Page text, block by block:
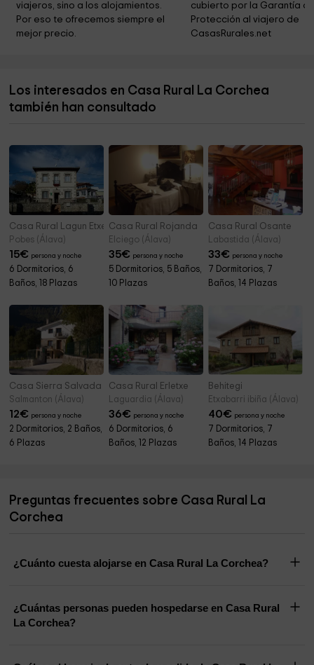
Parroquia Nuestra Señora de la Asunción
Cementerio 4,9 km
Iglesia Ntra. Sra. De la Asunción 5,0 km
viajeros, sino a los alojamientos.
Por eso te ofrecemos siempre el
mejor precio.
cubierto por la Garantía
Protección al viajero de
CasasRurales.net
Los interesados en Casa Rural La Corchea
también han consultado
Casa Rural Lagun Etxea
Pobes (Álava)
15€ persona y noche
6 Dormitorios, 6
Baños, 18 Plazas
Casa Rural Rojanda
Elciego (Álava)
35€ persona y noche
5 Dormitorios, 5 Baños,
10 Plazas
Casa Rural Osante
Labastida (Álava)
33€ persona y noche
7 Dormitorios, 7
Baños, 14 Plazas
Casa Sierra Salvada
Salmanton (Álava)
12€ persona y noche
2 Dormitorios, 2 Baños,
6 Plazas
Casa Rural Erletxe
Laguardia (Álava)
36€ persona y noche
6 Dormitorios, 6
Baños, 12 Plazas
Behitegi
Etxabarri ibiña (Álava)
40€ persona y noche
7 Dormitorios, 7
Baños, 14 Plazas
Preguntas frecuentes sobre Casa Rural La
Corchea
¿Cuánto cuesta alojarse en Casa Rural La Corchea?
¿Cuántas personas pueden hospedarse en Casa Rural
La Corchea?